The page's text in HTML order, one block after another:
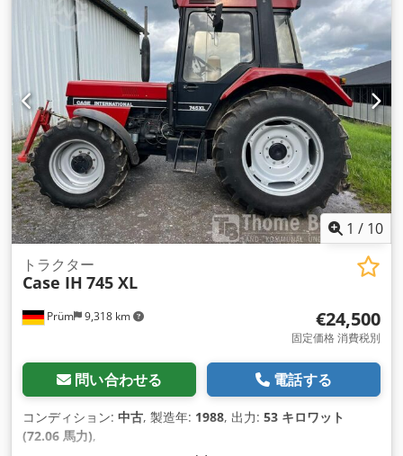
1 / 10
Prüm 9,318 km
トラクター
Case IH 745 XL
€24,500
固定価格 消費税別
問い合わせる 電話する
コンディション: 中古, 製造年: 1988, 出力: 53 キロワット
(72.06 馬力),